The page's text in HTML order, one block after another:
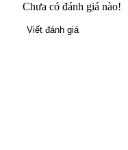
Chưa có đánh giá nào!
Viết đánh giá